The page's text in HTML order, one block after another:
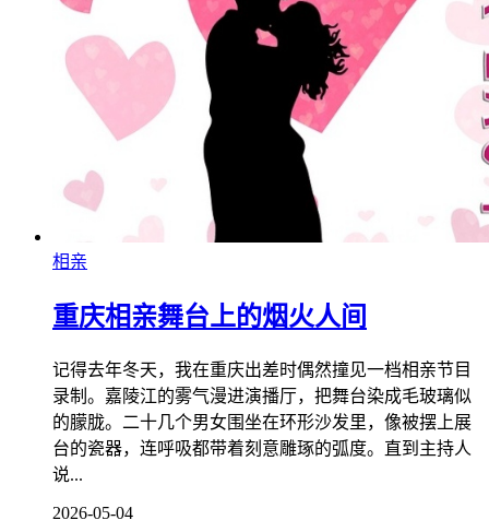
相亲
重庆相亲舞台上的烟火人间
记得去年冬天，我在重庆出差时偶然撞见一档相亲节目
录制。嘉陵江的雾气漫进演播厅，把舞台染成毛玻璃似
的朦胧。二十几个男女围坐在环形沙发里，像被摆上展
台的瓷器，连呼吸都带着刻意雕琢的弧度。直到主持人
说...
2026-05-04